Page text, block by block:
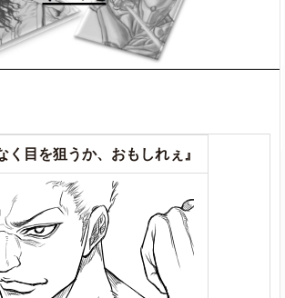
く目を狙うか、おもしれぇ』